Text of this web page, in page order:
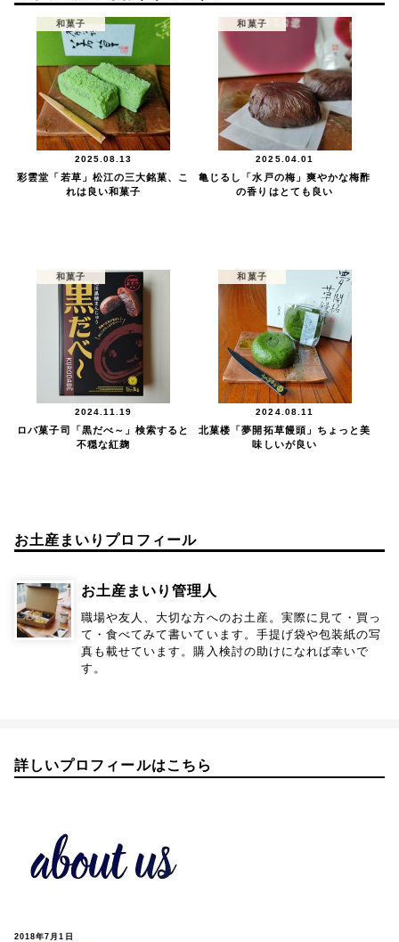
和菓子
2025.08.13
彩雲堂「若草」松江の三大銘菓、こ
れは良い和菓子
和菓子
2025.04.01
亀じるし「水戸の梅」爽やかな梅酢
の香りはとても良い
和菓子
2024.11.19
ロバ菓子司「黒だべ～」検索すると
不穏な紅麹
和菓子
2024.08.11
北菓楼「夢開拓草饅頭」ちょっと美
味しいが良い
お土産まいりプロフィール
お土産まいり管理人
職場や友人、大切な方へのお土産。実際に見て・買っ
て・食べてみて書いています。手提げ袋や包装紙の写
真も載せています。購入検討の助けになれば幸いで
す。
詳しいプロフィールはこちら
2018年7月1日